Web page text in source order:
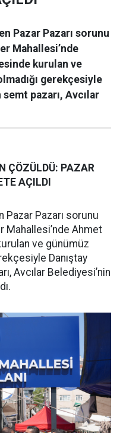
Pazar Pazarı sorunu
Mahallesi’nde
kurulan ve
gerekçesiyle
semt pazarı, Avcılar
ÇÖZÜLDÜ: PAZAR
AÇILDI
Pazar Pazarı sorunu
Ahmet
ve günümüz
Danıştay
Avcılar Belediyesi’nin